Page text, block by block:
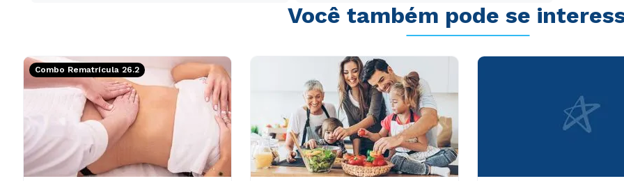
Você também pode se
Combo Rematrícula 26.2
Estou de acordo com a
envio de conteúdos da Cruzeiro do Sul.
Estou de acordo com a
envio de conteúdos da Cruzeiro do Sul.